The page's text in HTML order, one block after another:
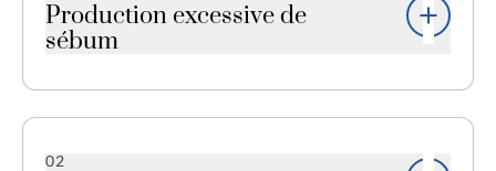
Production excessive de
sébum
étirer, les rendant plus visibles.
02